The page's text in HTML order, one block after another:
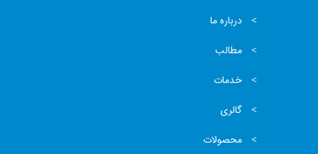
درباره ما
مطالب
خدمات
گالری
محصولات